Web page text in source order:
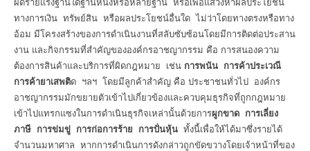
ผิดร้ายแรงฐานใดฐานหนึ่งหรือหลายฐาน หรือเพื่อแสวงหาผลประโยชน์
ทางการเงิน ทรัพย์สิน หรือผลประโยชน์อื่นใด ไม่ว่าโดยทางตรงหรือทาง
อ้อม มีโครงสร้างของการดำเนินงานที่สลับซับซ้อนโดยมีการติดต่อประสาน
งาน และกิจกรรมที่สำคัญขององค์กรอาชญากรรม คือ การสนองความ
ต้องการสินค้าและบริการที่ผิดกฎหมาย เช่น การพนัน การค้าประเวณี
การค้ายาเสพติด ฯลฯ โดยมีลูกค้าสำคัญ คือ ประชาชนทั่วไป องค์กร
อาชญากรรมมักขยายตัวเข้าไปเกี่ยวข้องและควบคุมธุรกิจที่ถูกกฎหมาย
เข้าไปแทรกแซงในการดำเนินธุรกิจเหล่านั้นด้วยการผูกขาด การเลี่ยง
ภาษี การข่มขู่ การก่อการร้าย การปั่นหุ้น ทั้งนี้เพื่อให้ได้มาซึ่งรายได้
จำนวนมหาศาล หากการดำเนินการดังกล่าวถูกขัดขวางโดยเจ้าหน้าที่ของ